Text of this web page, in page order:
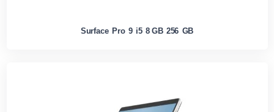
Surface Pro 9 i5 8 GB 256 GB